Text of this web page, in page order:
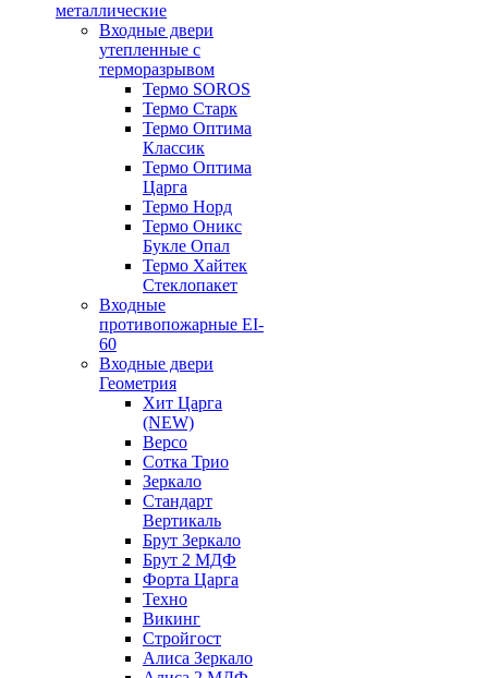
металлические
Входные двери
утепленные с
терморазрывом
Термо SOROS
Термо Старк
Термо Оптима
Классик
Термо Оптима
Царга
Термо Норд
Термо Оникс
Букле Опал
Термо Хайтек
Стеклопакет
Входные
противопожарные EI-
60
Входные двери
Геометрия
Хит Царга
(NEW)
Версо
Сотка Трио
Зеркало
Стандарт
Вертикаль
Брут Зеркало
Брут 2 МДФ
Форта Царга
Техно
Викинг
Стройгост
Алиса Зеркало